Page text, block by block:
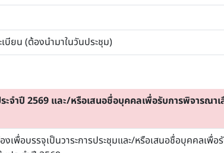
บียน (ต้องนำมาในวันประชุม)
ะจำปี 2569 และ/หรือเสนอชื่อบุคคลเพื่อรับการพิจารณา
เพื่อบรรจุเป็นวาระการประชุมและ/หรือเสนอชื่อบุคคลเพื่